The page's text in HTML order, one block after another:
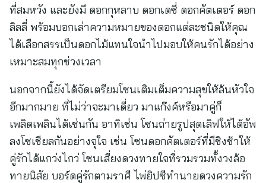
ที่สมหวัง และยังมี ดอกกุหลาบ ดอกเดซี่ ดอกคัตเตอร์ ดอก
ลิลลี่ พร้อมบอกเล่าความหมายของดอกแต่ละชนิดให้คุณ
ได้เลือกสรรเป็นดอกไม้แทนใจนำไปมอบให้คนรักได้อย่าง
เหมาะสมทุกช่วงเวลา
นอกจากนี้ยังได้จัดเตรียมโซนเติมเต็มความสุขให้ล้นหัวใจ
อีกมากมาย ที่ไม่ว่าจะมาเดี่ยว มาแก๊งค์หรือมาคู่ก็
เพลิดเพลินได้เช่นกัน อาทิเช่น โซนถ่ายรูปสุดเลิฟให้ได้อัพ
ลงโซเชียลกันอย่างจุใจ เช่น โซนดอกคัตเตอร์ที่มีชิงช้าให้
คู่รักได้แกว่งไกว่ โซนเสี่ยงดวงทายใจที่รวมรวมทั้งวงล้อ
ทายนิสัย บอร์ดคู่รักตามราศี ไพ่ยิปซีทำนายดวงความรัก